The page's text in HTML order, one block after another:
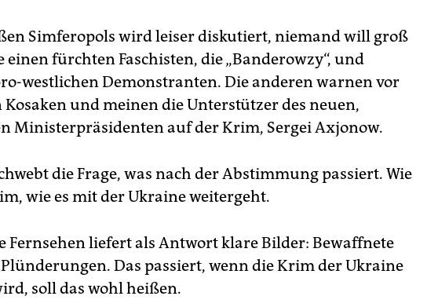
Simferopols wird leiser diskutiert, niemand will groß
fürchten Faschisten, die „Banderowzy“, und
westlichen Demonstranten. Die anderen warnen vor
und meinen die Unterstützer des neuen,
Ministerpräsidenten auf der Krim, Sergei Axjonow.
die Frage, was nach der Abstimmung passiert. Wie
wie es mit der Ukraine weitergeht.
Fernsehen liefert als Antwort klare Bilder: Bewaffnete
Plünderungen. Das passiert, wenn die Krim der Ukraine
soll das wohl heißen.